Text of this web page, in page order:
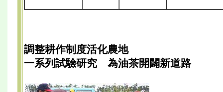
調整耕作制度活化農地
一系列試驗研究 為油茶開闢新道路